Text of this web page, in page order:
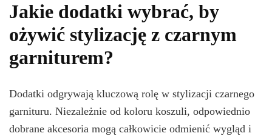
Jakie dodatki wybrać, by
ożywić stylizację z czarnym
garniturem?
Dodatki odgrywają kluczową rolę w stylizacji czarnego
garnituru. Niezależnie od koloru koszuli, odpowiednio
dobrane akcesoria mogą całkowicie odmienić wygląd i